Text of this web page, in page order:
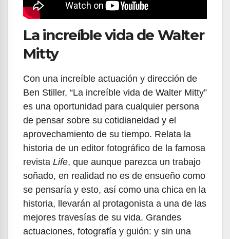
La increíble vida de Walter
Mitty
Con una increíble actuación y dirección de
Ben Stiller, “La increíble vida de Walter Mitty”
es una oportunidad para cualquier persona
de pensar sobre su cotidianeidad y el
aprovechamiento de su tiempo. Relata la
historia de un editor fotográfico de la famosa
revista Life, que aunque parezca un trabajo
soñado, en realidad no es de ensueño como
se pensaría y esto, así como una chica en la
historia, llevarán al protagonista a una de las
mejores travesías de su vida. Grandes
actuaciones, fotografía y guión: y sin una